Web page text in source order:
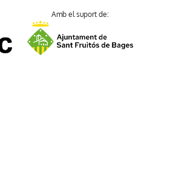
Amb el suport de: